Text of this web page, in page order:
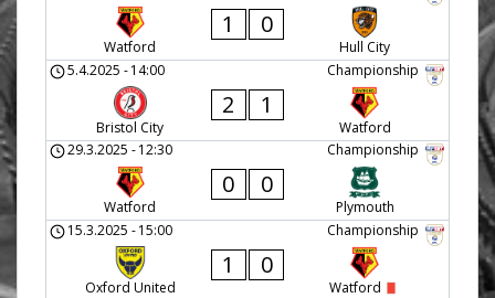
Watford
1 0
Hull City
Championship
5.4.2025 -14:00
Bristol City
2 1
Watford
Championship
29.3.2025 -12:30
Watford
0 0
Plymouth
Championship
15.3.2025 -15:00
Oxford United
1 0
Watford